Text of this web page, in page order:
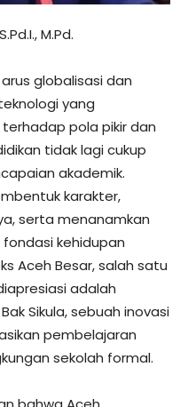
M.Pd.
arus globalisasi dan
yang
pola pikir dan
tidak lagi cukup
akademik.
karakter,
serta menanamkan
kehidupan
Aceh Besar, salah satu
adalah
Sikula, sebuah inovasi
pembelajaran
sekolah formal.